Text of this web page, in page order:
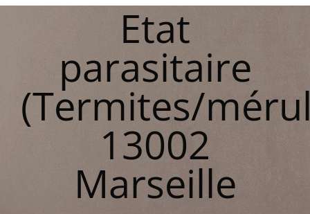
Etat
parasitaire
(Termites/
13002
Marseille